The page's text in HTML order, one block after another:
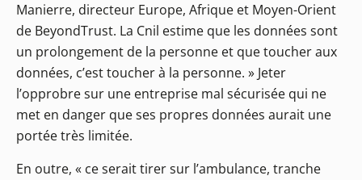
Manierre, directeur Europe, Afrique et Moyen-Orient
de BeyondTrust. La Cnil estime que les données sont
un prolongement de la personne et que toucher aux
données, c’est toucher à la personne. » Jeter
l’opprobre sur une entreprise mal sécurisée qui ne
met en danger que ses propres données aurait une
portée très limitée.
En outre, « ce serait tirer sur l’ambulance, tranche